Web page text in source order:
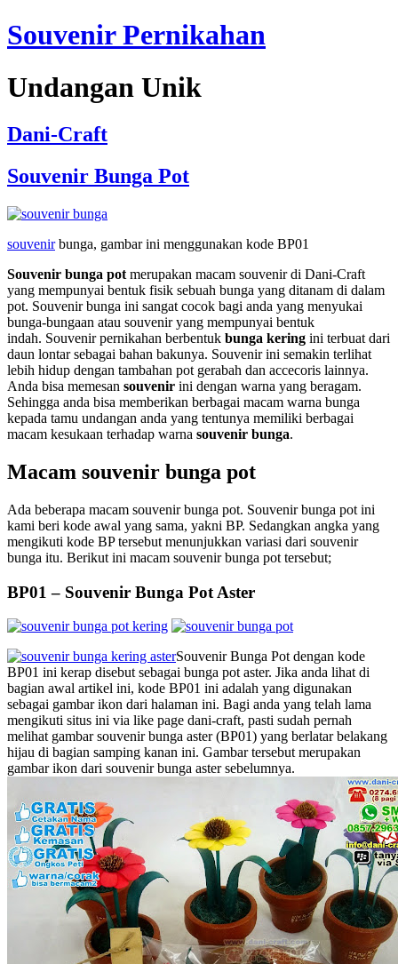
Souvenir Pernikahan
Undangan Unik
Dani-Craft
Souvenir Bunga Pot
souvenirbunga, gambar ini menggunakan kode BP01
Souvenir bunga pot merupakan macam souvenir di Dani-Craft
yang mempunyai bentuk fisik sebuah bunga yang ditanam di dalam
pot. Souvenir bunga ini sangat cocok bagi anda yang menyukai
bunga-bungaan atau souvenir yang mempunyai bentuk
indah. Souvenir pernikahan berbentuk bunga kering ini terbuat dari
daun lontar sebagai bahan bakunya. Souvenir ini semakin terlihat
lebih hidup dengan tambahan pot gerabah dan accecoris lainnya.
Anda bisa memesan souvenir ini dengan warna yang beragam.
Sehingga anda bisa memberikan berbagai macam warna bunga
kepada tamu undangan anda yang tentunya memiliki berbagai
macam kesukaan terhadap warna souvenir bunga.
Macam souvenir bunga pot
Ada beberapa macam souvenir bunga pot. Souvenir bunga pot ini
kami beri kode awal yang sama, yakni BP. Sedangkan angka yang
mengikuti kode BP tersebut menunjukkan variasi dari souvenir
bunga itu. Berikut ini macam souvenir bunga pot tersebut;
BP01 – Souvenir Bunga Pot Aster
Souvenir Bunga Pot dengan kode
BP01 ini kerap disebut sebagai bunga pot aster. Jika anda lihat di
bagian awal artikel ini, kode BP01 ini adalah yang digunakan
sebagai gambar ikon dari halaman ini. Bagi anda yang telah lama
mengikuti situs ini via like page dani-craft, pasti sudah pernah
melihat gambar souvenir bunga aster (BP01) yang berlatar belakang
hijau di bagian samping kanan ini. Gambar tersebut merupakan
gambar ikon dari souvenir bunga aster sebelumnya.